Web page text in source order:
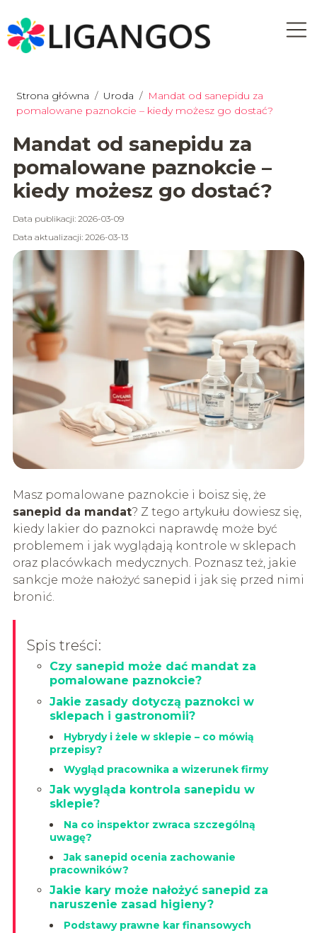
Strona główna / Uroda / Mandat od sanepidu za
pomalowane paznokcie – kiedy możesz go dostać?
Mandat od sanepidu za
pomalowane paznokcie –
kiedy możesz go dostać?
Data publikacji: 2026-03-09
Data aktualizacji: 2026-03-13
Masz pomalowane paznokcie i boisz się, że
sanepid da mandat? Z tego artykułu dowiesz się,
kiedy lakier do paznokci naprawdę może być
problemem i jak wyglądają kontrole w sklepach
oraz placówkach medycznych. Poznasz też, jakie
sankcje może nałożyć sanepid i jak się przed nimi
bronić.
Spis treści:
Czy sanepid może dać mandat za
pomalowane paznokcie?
Jakie zasady dotyczą paznokci w
sklepach i gastronomii?
Hybrydy i żele w sklepie – co mówią
przepisy?
Wygląd pracownika a wizerunek firmy
Jak wygląda kontrola sanepidu w
sklepie?
Na co inspektor zwraca szczególną
uwagę?
Jak sanepid ocenia zachowanie
pracowników?
Jakie kary może nałożyć sanepid za
naruszenie zasad higieny?
Podstawy prawne kar finansowych